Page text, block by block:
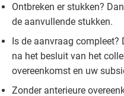
Ontbreken er stukken?
de aanvullende stukken.
Is de aanvraag
na het besluit van het
overeenkomst en uw
Zonder anterieure